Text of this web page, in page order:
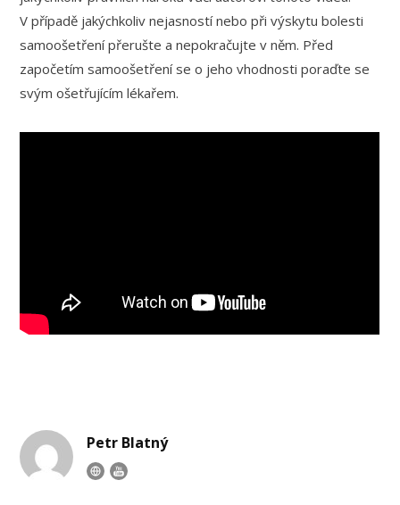
V případě jakýchkoliv nejasností nebo při výskytu bolesti
samoošetření přerušte a nepokračujte v něm. Před
započetím samoošetření se o jeho vhodnosti poraďte se
svým ošetřujícím lékařem.
Petr Blatný